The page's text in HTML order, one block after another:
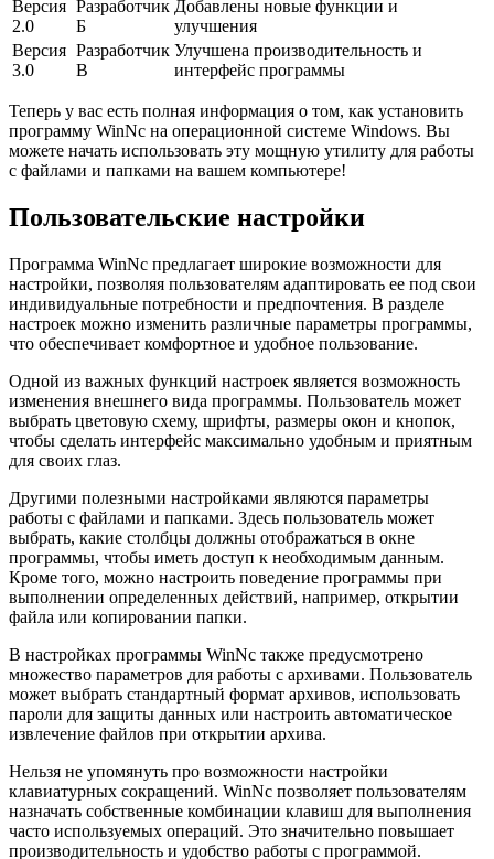
Версия
2.0
Разработчик
Б
Добавлены новые функции и
улучшения
Версия
3.0
Разработчик
В
Улучшена производительность и
интерфейс программы
Теперь у вас есть полная информация о том, как установить
программу WinNc на операционной системе Windows. Вы
можете начать использовать эту мощную утилиту для работы
с файлами и папками на вашем компьютере!
Пользовательские настройки
Программа WinNc предлагает широкие возможности для
настройки, позволяя пользователям адаптировать ее под свои
индивидуальные потребности и предпочтения. В разделе
настроек можно изменить различные параметры программы,
что обеспечивает комфортное и удобное пользование.
Одной из важных функций настроек является возможность
изменения внешнего вида программы. Пользователь может
выбрать цветовую схему, шрифты, размеры окон и кнопок,
чтобы сделать интерфейс максимально удобным и приятным
для своих глаз.
Другими полезными настройками являются параметры
работы с файлами и папками. Здесь пользователь может
выбрать, какие столбцы должны отображаться в окне
программы, чтобы иметь доступ к необходимым данным.
Кроме того, можно настроить поведение программы при
выполнении определенных действий, например, открытии
файла или копировании папки.
В настройках программы WinNc также предусмотрено
множество параметров для работы с архивами. Пользователь
может выбрать стандартный формат архивов, использовать
пароли для защиты данных или настроить автоматическое
извлечение файлов при открытии архива.
Нельзя не упомянуть про возможности настройки
клавиатурных сокращений. WinNc позволяет пользователям
назначать собственные комбинации клавиш для выполнения
часто используемых операций. Это значительно повышает
производительность и удобство работы с программой.